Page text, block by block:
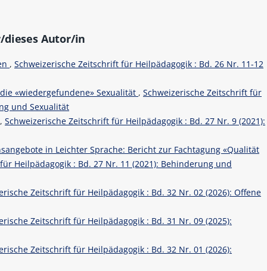
dieses Autor/in
,Schweizerische Zeitschrift für Heilpädagogik : Bd. 26 Nr. 11-12
«wiedergefundene» Sexualität ,Schweizerische Zeitschrift für
und Sexualität
,Schweizerische Zeitschrift für Heilpädagogik : Bd. 27 Nr. 9 (2021):
in Leichter Sprache: Bericht zur Fachtagung «Qualität
Heilpädagogik : Bd. 27 Nr. 11 (2021): Behinderung und
Zeitschrift für Heilpädagogik : Bd. 32 Nr. 02 (2026): Offene
Zeitschrift für Heilpädagogik : Bd. 31 Nr. 09 (2025):
Zeitschrift für Heilpädagogik : Bd. 32 Nr. 01 (2026):